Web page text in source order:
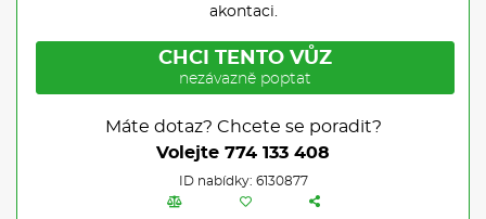
akontaci.
CHCI TENTO VŮZ
nezávazně poptat
Máte dotaz? Chcete se poradit?
Volejte 774 133 408
ID nabídky: 6130877